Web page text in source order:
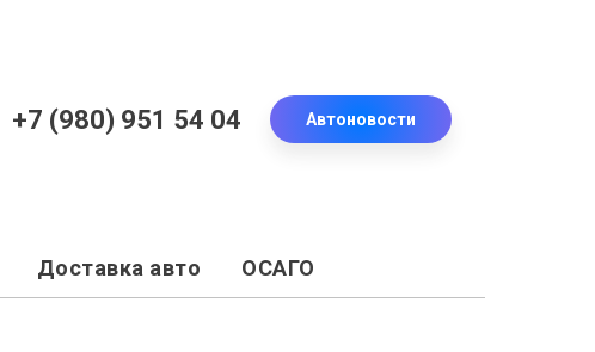
+7 (980) 951 54 04 Автоновости
Доставка авто ОСАГО